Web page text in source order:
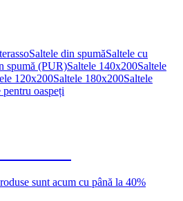
Saltele din spumăSaltele cu
spumă (PUR)Saltele 140x200Saltele
120x200Saltele 180x200Saltele
pentru oaspeți
sunt acum cu până la 40%